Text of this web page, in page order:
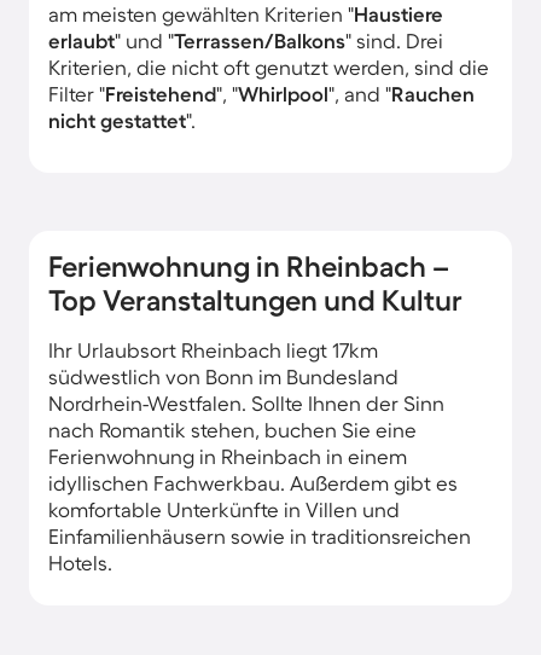
am meisten gewählten Kriterien "Haustiere
erlaubt" und "Terrassen/Balkons" sind. Drei
Kriterien, die nicht oft genutzt werden, sind die
Filter "Freistehend", "Whirlpool", and "Rauchen
nicht gestattet".
Ferienwohnung in Rheinbach –
Top Veranstaltungen und Kultur
Ihr Urlaubsort Rheinbach liegt 17km
südwestlich von Bonn im Bundesland
Nordrhein-Westfalen. Sollte Ihnen der Sinn
nach Romantik stehen, buchen Sie eine
Ferienwohnung in Rheinbach in einem
idyllischen Fachwerkbau. Außerdem gibt es
komfortable Unterkünfte in Villen und
Einfamilienhäusern sowie in traditionsreichen
Hotels.